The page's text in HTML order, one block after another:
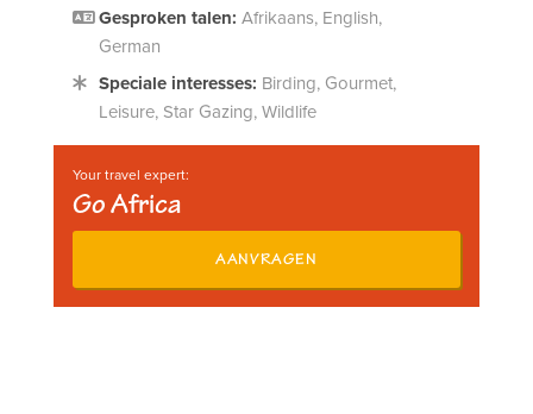
Gesproken talen: Afrikaans, English,
German
Speciale interesses: Birding, Gourmet,
Leisure, Star Gazing, Wildlife
Your travel expert:
Go Africa
AANVRAGEN